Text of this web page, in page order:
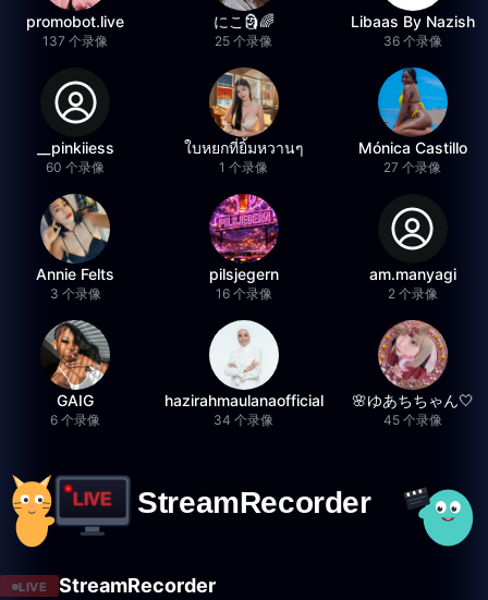
promobot.live
137 个录像
にこ🗿🌈
25 个录像
Libaas By Nazish
36 个录像
__pinkiiess
60 个录像
ใบหยกที่ยิ้มหวานๆ
1 个录像
Mónica Castillo
27 个录像
Annie Felts
3 个录像
pilsjegern
16 个录像
am.manyagi
2 个录像
GAIG
6 个录像
hazirahmaulanaofficial
34 个录像
🌸ゆあちちゃん🤍
45 个录像
LIVE StreamRecorder